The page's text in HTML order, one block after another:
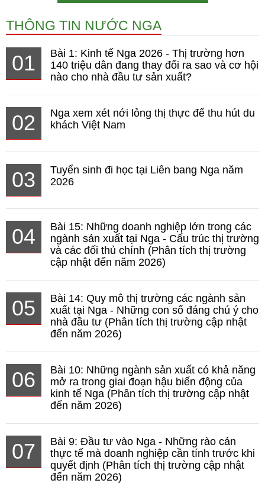
THÔNG TIN NƯỚC NGA
01
Bài 1: Kinh tế Nga 2026 - Thị trường hơn
140 triệu dân đang thay đổi ra sao và cơ hội
nào cho nhà đầu tư sản xuất?
02
Nga xem xét nới lỏng thị thực để thu hút du
khách Việt Nam
03
Tuyển sinh đi học tại Liên bang Nga năm
2026
04
Bài 15: Những doanh nghiệp lớn trong các
ngành sản xuất tại Nga - Cấu trúc thị trường
và các đối thủ chính (Phân tích thị trường
cập nhật đến năm 2026)
05
Bài 14: Quy mô thị trường các ngành sản
xuất tại Nga - Những con số đáng chú ý cho
nhà đầu tư (Phân tích thị trường cập nhật
đến năm 2026)
06
Bài 10: Những ngành sản xuất có khả năng
mở ra trong giai đoạn hậu biến động của
kinh tế Nga (Phân tích thị trường cập nhật
đến năm 2026)
07
Bài 9: Đầu tư vào Nga - Những rào cản
thực tế mà doanh nghiệp cần tính trước khi
quyết định (Phân tích thị trường cập nhật
đến năm 2026)